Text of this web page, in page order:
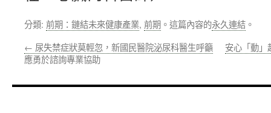
分類: 前期：鏈結未來健康產業, 前期 。這篇內容的永久連結 。
← 尿失禁症狀莫輕忽，新國民醫院泌尿科醫生呼籲
應勇於諮詢專業協助
安心「動」